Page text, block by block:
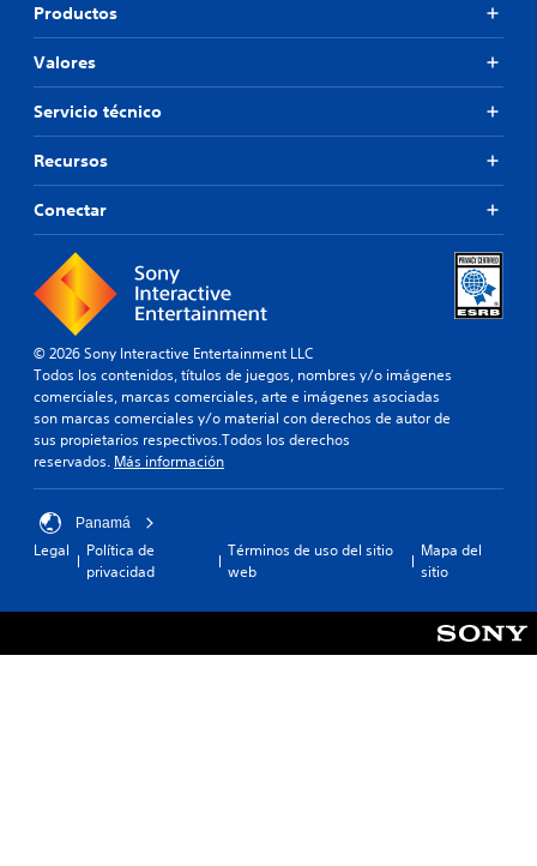
Productos
Valores
Servicio técnico
Recursos
Conectar
© 2026 Sony Interactive Entertainment LLC
Todos los contenidos, títulos de juegos, nombres y/o imágenes
comerciales, marcas comerciales, arte e imágenes asociadas
son marcas comerciales y/o material con derechos de autor de
sus propietarios respectivos.Todos los derechos
reservados. Más información
Panamá
Legal
Política de
privacidad
Términos de uso del sitio
web
Mapa del
sitio